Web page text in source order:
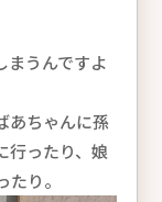
まうんですよ
あちゃんに孫
行ったり、娘
り。